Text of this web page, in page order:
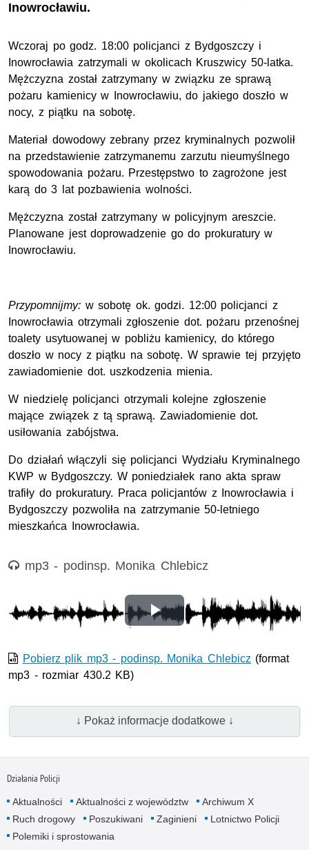
Inowrocławiu.
Wczoraj po godz. 18:00 policjanci z Bydgoszczy i
Inowrocławia zatrzymali w okolicach Kruszwicy 50-latka.
Mężczyzna został zatrzymany w związku ze sprawą
pożaru kamienicy w Inowrocławiu, do jakiego doszło w
nocy, z piątku na sobotę.
Materiał dowodowy zebrany przez kryminalnych pozwolił
na przedstawienie zatrzymanemu zarzutu nieumyślnego
spowodowania pożaru. Przestępstwo to zagrożone jest
karą do 3 lat pozbawienia wolności.
Mężczyzna został zatrzymany w policyjnym areszcie.
Planowane jest doprowadzenie go do prokuratury w
Inowrocławiu.
Przypomnijmy: w sobotę ok. godzi. 12:00 policjanci z
Inowrocławia otrzymali zgłoszenie dot. pożaru przenośnej
toalety usytuowanej w pobliżu kamienicy, do którego
doszło w nocy z piątku na sobotę. W sprawie tej przyjęto
zawiadomienie dot. uszkodzenia mienia.
W niedzielę policjanci otrzymali kolejne zgłoszenie
mające związek z tą sprawą. Zawiadomienie dot.
usiłowania zabójstwa.
Do działań włączyli się policjanci Wydziału Kryminalnego
KWP w Bydgoszczy. W poniedziałek rano akta spraw
trafiły do prokuratury. Praca policjantów z Inowrocławia i
Bydgoszczy pozwoliła na zatrzymanie 50-letniego
mieszkańca Inowrocławia.
Nagranie audio
mp3 - podinsp. Monika Chlebicz
Odtwórz
wideo
Pobierz plik mp3 - podinsp. Monika Chlebicz (format
mp3 - rozmiar 430.2 KB)
↓ Pokaż informacje dodatkowe ↓
Działania Policji
Aktualności Aktualności z województw
Archiwum X
Ruch drogowy
Poszukiwani Zaginieni
Lotnictwo Policji
Polemiki i sprostowania